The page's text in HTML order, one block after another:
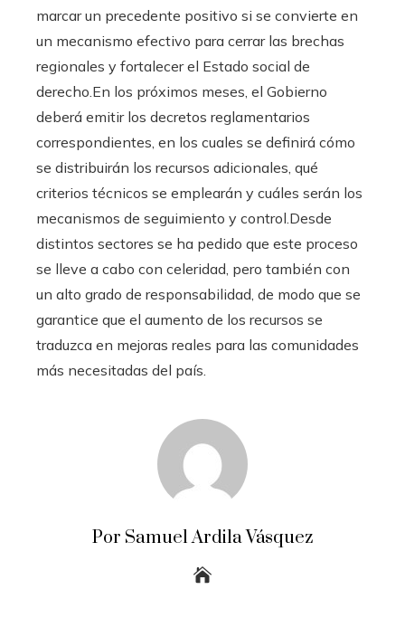
marcar un precedente positivo si se convierte en
un mecanismo efectivo para cerrar las brechas
regionales y fortalecer el Estado social de
derecho.En los próximos meses, el Gobierno
deberá emitir los decretos reglamentarios
correspondientes, en los cuales se definirá cómo
se distribuirán los recursos adicionales, qué
criterios técnicos se emplearán y cuáles serán los
mecanismos de seguimiento y control.Desde
distintos sectores se ha pedido que este proceso
se lleve a cabo con celeridad, pero también con
un alto grado de responsabilidad, de modo que se
garantice que el aumento de los recursos se
traduzca en mejoras reales para las comunidades
más necesitadas del país.
Por Samuel Ardila Vásquez